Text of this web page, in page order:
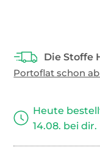
Heute
14.08. bei dir.